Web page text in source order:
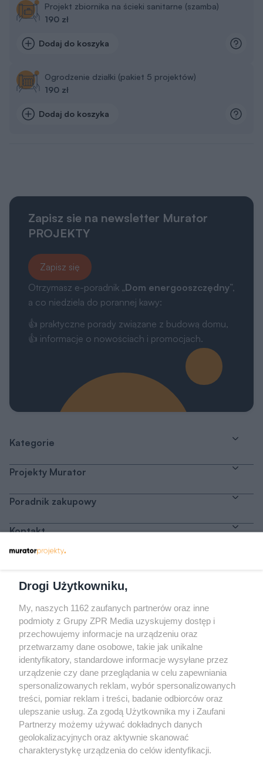
Projekt zbiornika na ścieki sanitarne (szamba)
190 zł
Dodaj do koszyka
Ogrodzenie działki (pakiet 5 projektów)
190 zł
Dodaj do koszyka
Zapisz sie na newsletter Murator
PROJEKTY
Zapisz się
Otrzymasz e-poradnik „Dom energooszczędny”,
a co niedziela do porannej kawy:
👍 praktyczne porady związane z budową domu,
👍 informacje o nowościach i promocjach.
Kategorie
Projekty Murator
Poradnik zakupowy
Kontakt
Odwiedź grupę na Facebooku
Gdybym budował drugi raz - mądry Polak
przed budową
Forum Muratora
Drogi Użytkowniku,
My, naszych 1162 zaufanych partnerów oraz inne
podmioty z Grupy ZPR Media uzyskujemy dostęp i
przechowujemy informacje na urządzeniu oraz
przetwarzamy dane osobowe, takie jak unikalne
identyfikatory, standardowe informacje wysyłane przez
urządzenie czy dane przeglądania w celu zapewniania
spersonalizowanych reklam, wybór spersonalizowanych
treści, pomiar reklam i treści, badanie odbiorców oraz
ulepszanie usług. Za zgodą Użytkownika my i Zaufani
Partnerzy możemy używać dokładnych danych
geolokalizacyjnych oraz aktywnie skanować
charakterystykę urządzenia do celów identyfikacji.